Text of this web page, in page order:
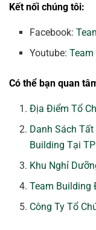
Kết nối chúng tôi:
Facebook:
Youtube:
Có thể bạn quan
Địa Điểm Tổ
Danh Sách
Building Tại
Khu Nghỉ
Team Building
Công Ty Tổ